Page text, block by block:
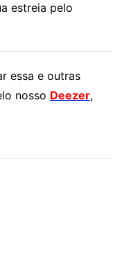
estreia pelo
essa e outras
nosso Deezer,